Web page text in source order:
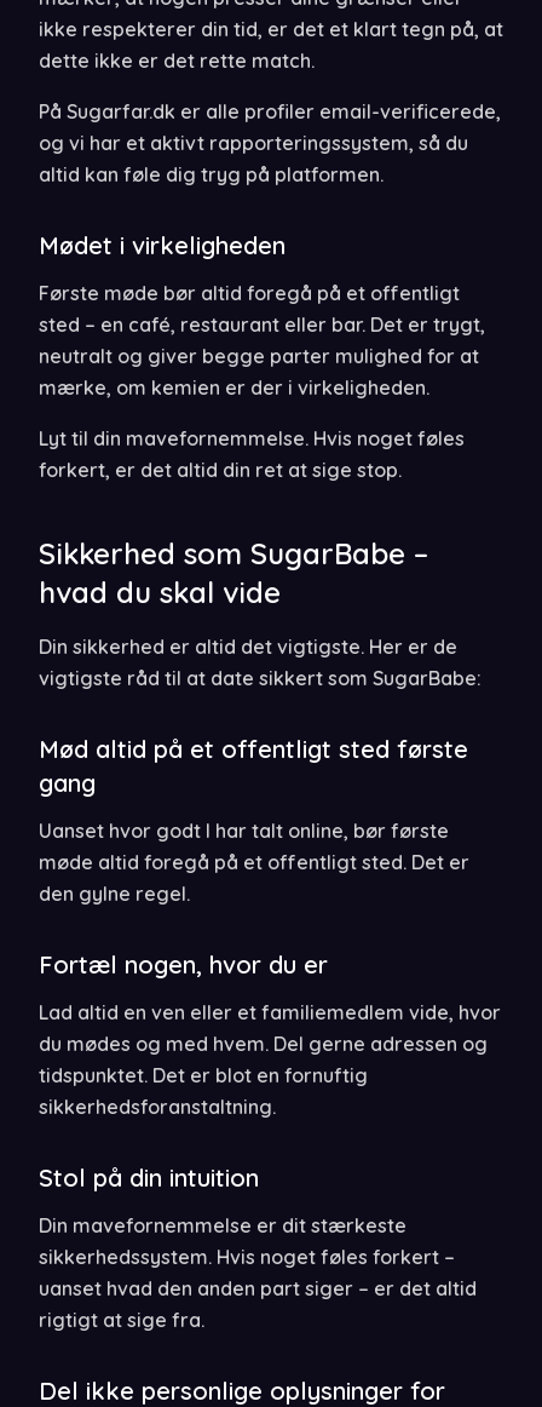
ikke respekterer din tid, er det et klart tegn på, at
dette ikke er det rette match.
På Sugarfar.dk er alle profiler email-verificerede,
og vi har et aktivt rapporteringssystem, så du
altid kan føle dig tryg på platformen.
Mødet i virkeligheden
Første møde bør altid foregå på et offentligt
sted – en café, restaurant eller bar. Det er trygt,
neutralt og giver begge parter mulighed for at
mærke, om kemien er der i virkeligheden.
Lyt til din mavefornemmelse. Hvis noget føles
forkert, er det altid din ret at sige stop.
Sikkerhed som SugarBabe –
hvad du skal vide
Din sikkerhed er altid det vigtigste. Her er de
vigtigste råd til at date sikkert som SugarBabe:
Mød altid på et offentligt sted første
gang
Uanset hvor godt I har talt online, bør første
møde altid foregå på et offentligt sted. Det er
den gylne regel.
Fortæl nogen, hvor du er
Lad altid en ven eller et familiemedlem vide, hvor
du mødes og med hvem. Del gerne adressen og
tidspunktet. Det er blot en fornuftig
sikkerhedsforanstaltning.
Stol på din intuition
Din mavefornemmelse er dit stærkeste
sikkerhedssystem. Hvis noget føles forkert –
uanset hvad den anden part siger – er det altid
rigtigt at sige fra.
Del ikke personlige oplysninger for